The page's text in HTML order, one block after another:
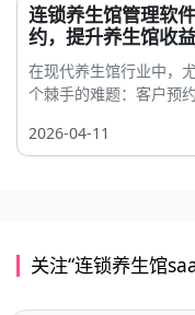
连锁养生馆管理软
约，提升养生馆收益
在现代养生馆行业中，
个棘手的难题：客户预
2026-04-11
关注“连锁养生馆